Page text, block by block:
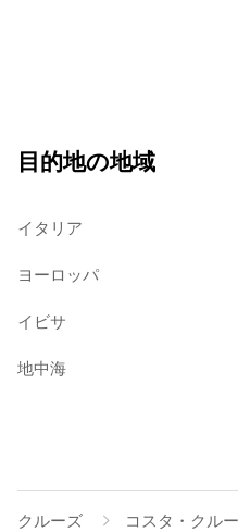
目的地の地域
イタリア
ヨーロッパ
イビサ
地中海
クルーズ コスタ・クル